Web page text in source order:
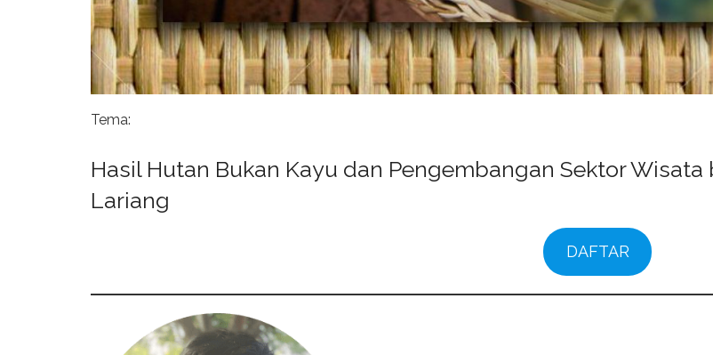
Tema:
Hasil Hutan Bukan Kayu dan Pengembangan Sektor
Lariang
DAFTAR